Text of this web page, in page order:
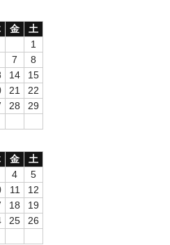
金
土
1
7
8
14
15
21
22
28
29
金
土
4
5
11
12
18
19
25
26